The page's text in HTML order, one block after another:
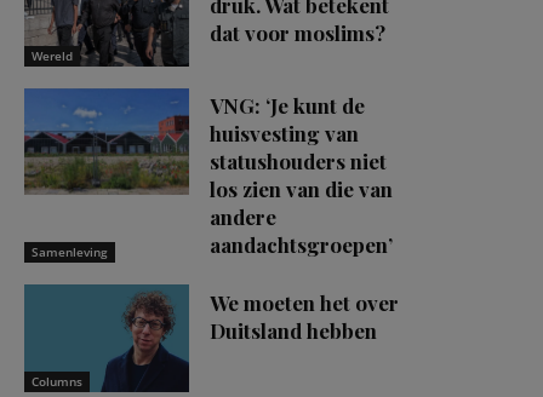
Wereld
dat voor moslims?
Samenleving
VNG: ‘Je kunt de
huisvesting van
statushouders niet
los zien van die van
andere
aandachtsgroepen’
Columns
We moeten het over
Duitsland hebben